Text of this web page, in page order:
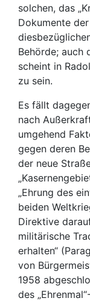
solchen, das
Dokumente
Behörde; auch
scheint in
zu sein.
Es fällt
nach
umgehend
gegen deren
der neue
„Ehrung des
beiden
Direktive
militärische
erhalten“
von
1958
des